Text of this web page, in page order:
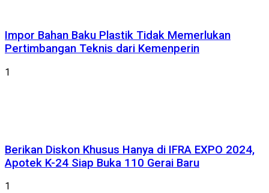
Impor Bahan Baku Plastik Tidak Memerlukan
Pertimbangan Teknis dari Kemenperin
1
Berikan Diskon Khusus Hanya di IFRA EXPO 2024,
Apotek K-24 Siap Buka 110 Gerai Baru
1